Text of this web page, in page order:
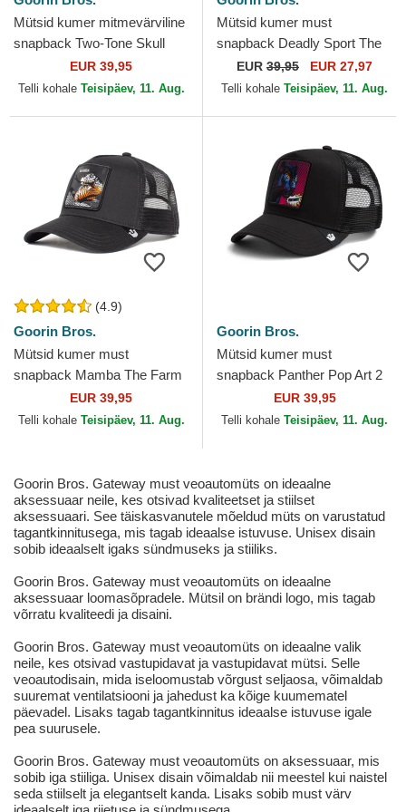
Mütsid kumer mitmevärviline
snapback Two-Tone Skull
Grit The Farm Goorin Bros.
EUR 39,95
Telli kohale Teisipäev, 11. Aug.
Mütsid kumer must
snapback Deadly Sport The
Farm Goorin Bros.
EUR 39,95 EUR 27,97
Telli kohale Teisipäev, 11. Aug.
(4.9)
Goorin Bros.
Mütsid kumer must
snapback Mamba The Farm
Goorin Bros.EUR 39,95
Telli kohale Teisipäev, 11. Aug.
Goorin Bros.
Mütsid kumer must
snapback Panther Pop Art 2
The Farm Goorin Bros.
EUR 39,95
Telli kohale Teisipäev, 11. Aug.
Goorin Bros. Gateway must veoautomüts on ideaalne
aksessuaar neile, kes otsivad kvaliteetset ja stiilset
aksessuaari. See täiskasvanutele mõeldud müts on varustatud
tagantkinnitusega, mis tagab ideaalse istuvuse. Unisex disain
sobib ideaalselt igaks sündmuseks ja stiiliks.
Goorin Bros. Gateway must veoautomüts on ideaalne
aksessuaar loomasõpradele. Mütsil on brändi logo, mis tagab
võrratu kvaliteedi ja disaini.
Goorin Bros. Gateway must veoautomüts on ideaalne valik
neile, kes otsivad vastupidavat ja vastupidavat mütsi. Selle
veoautodisain, mida iseloomustab võrgust seljaosa, võimaldab
suuremat ventilatsiooni ja jahedust ka kõige kuumematel
päevadel. Lisaks tagab tagantkinnitus ideaalse istuvuse igale
pea suurusele.
Goorin Bros. Gateway must veoautomüts on aksessuaar, mis
sobib iga stiiliga. Unisex disain võimaldab nii meestel kui naistel
seda stiilselt ja elegantselt kanda. Lisaks sobib must värv